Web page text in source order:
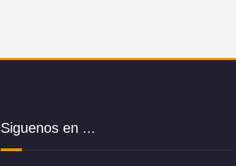
Siguenos en ...